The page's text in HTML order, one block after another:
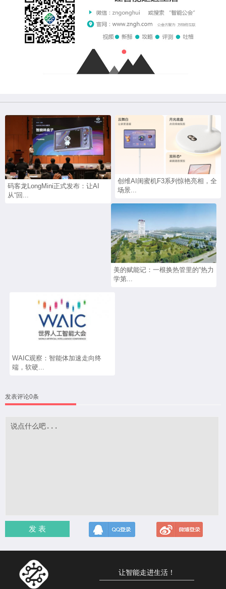
码客龙LongMini正式发布：让AI
从“回...
创维AI闺蜜机F3系列惊艳亮相，全
场景...
美的赋能记：一根换热管里的“热力
学第...
WAIC观察：智能体加速走向终
端，软硬...
发表评论0条
发 表
让智能走进生活！